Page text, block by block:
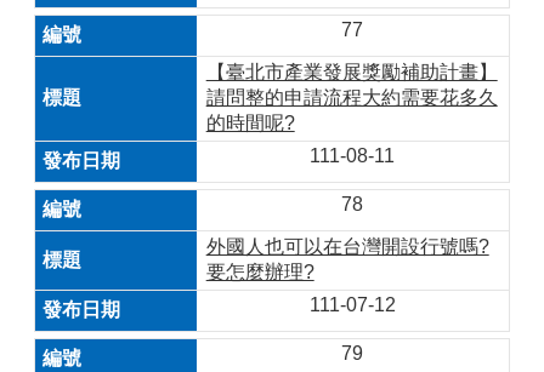
77
【臺北市產業發展獎勵補助計畫】
請問整的申請流程大約需要花多久
的時間呢?
111-08-11
78
外國人也可以在台灣開設行號嗎?
要怎麼辦理?
111-07-12
79